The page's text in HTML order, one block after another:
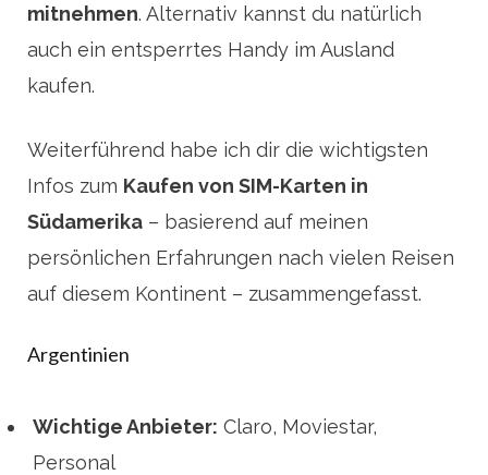
mitnehmen. Alternativ kannst du natürlich
auch ein entsperrtes Handy im Ausland
kaufen.
Weiterführend habe ich dir die wichtigsten
Infos zum Kaufen von SIM-Karten in
Südamerika – basierend auf meinen
persönlichen Erfahrungen nach vielen Reisen
auf diesem Kontinent – zusammengefasst.
Argentinien
Wichtige Anbieter: Claro, Moviestar,
Personal